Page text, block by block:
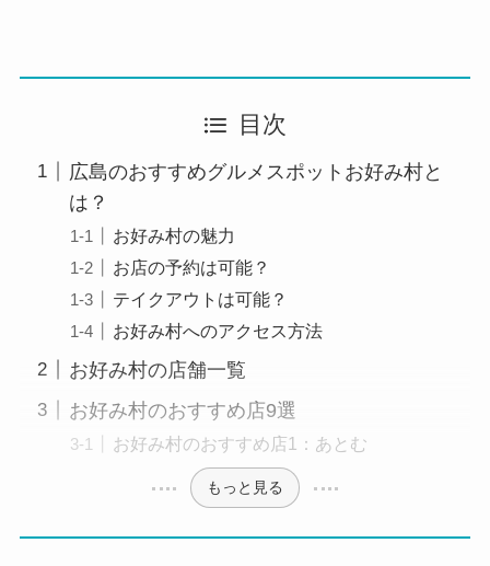
目次
広島のおすすめグルメスポットお好み村と
は？
お好み村の魅力
お店の予約は可能？
テイクアウトは可能？
お好み村へのアクセス方法
お好み村の店舗一覧
お好み村のおすすめ店9選
お好み村のおすすめ店1：あとむ
もっと見る